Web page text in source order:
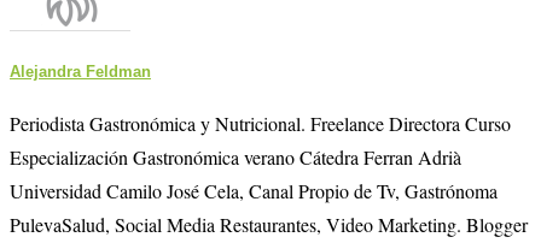
Alejandra Feldman
Periodista Gastronómica y Nutricional. Freelance Directora Curso
Especialización Gastronómica verano Cátedra Ferran Adrià
Universidad Camilo José Cela, Canal Propio de Tv, Gastrónoma
PulevaSalud, Social Media Restaurantes, Video Marketing. Blogger